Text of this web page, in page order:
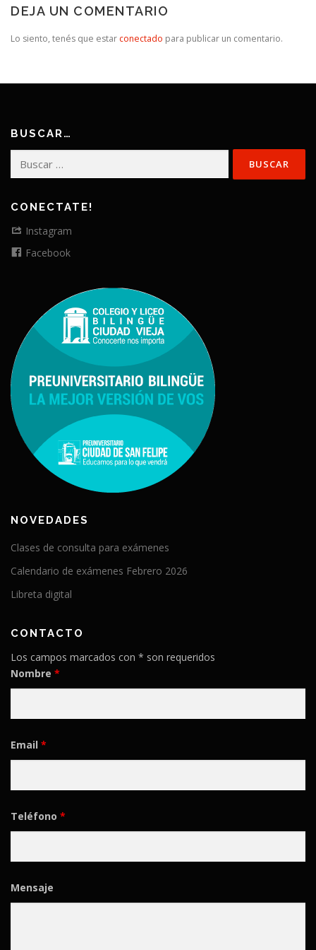
DEJA UN COMENTARIO
Lo siento, tenés que estar conectado para publicar un comentario.
BUSCAR…
CONECTATE!
Instagram
Facebook
NOVEDADES
Clases de consulta para exámenes
Calendario de exámenes Febrero 2026
Libreta digital
CONTACTO
Los campos marcados con * son requeridos
Nombre *
Email *
Teléfono *
Mensaje